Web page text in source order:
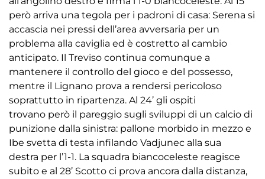
però arriva una tegola per i padroni di casa: Serena si
accascia nei pressi dell’area avversaria per un
problema alla caviglia ed è costretto al cambio
anticipato. Il Treviso continua comunque a
mantenere il controllo del gioco e del possesso,
mentre il Lignano prova a rendersi pericoloso
soprattutto in ripartenza. Al 24’ gli ospiti
trovano però il pareggio sugli sviluppi di un calcio di
punizione dalla sinistra: pallone morbido in mezzo e
Ibe svetta di testa infilando Vadjunec alla sua
destra per l’1-1. La squadra biancoceleste reagisce
subito e al 28’ Scotto ci prova ancora dalla distanza,